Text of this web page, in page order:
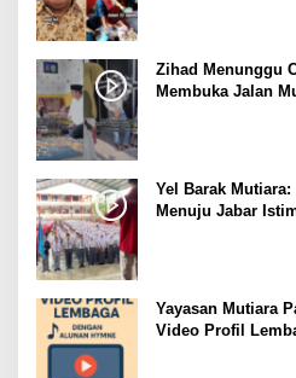
Zihad Menunggu
Membuka Jalan
Yel Barak
Menuju Jabar
Yayasan Mutiara
Video Profil